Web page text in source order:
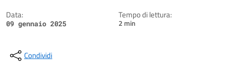
Data:
09 gennaio 2025
Tempo di lettura:
2 min
Condividi